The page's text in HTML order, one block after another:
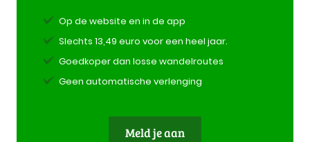
Op de website en in de app
Slechts 13,49 euro voor een heel jaar.
Goedkoper dan losse wandelroutes
Geen automatische verlenging
Meld je aan